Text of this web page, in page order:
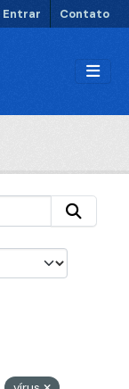
Entrar Contato